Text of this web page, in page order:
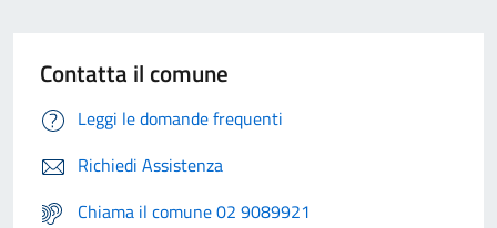
Contatta il comune
Leggi le domande frequenti
Richiedi Assistenza
Chiama il comune 02 9089921